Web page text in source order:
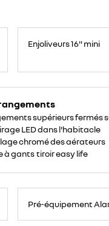
Enjoliveurs 16" mini
supérieurs fermés
LED dans l'habitacle
chromé des aérateurs
à gants tiroir easy life
Pré-équipement